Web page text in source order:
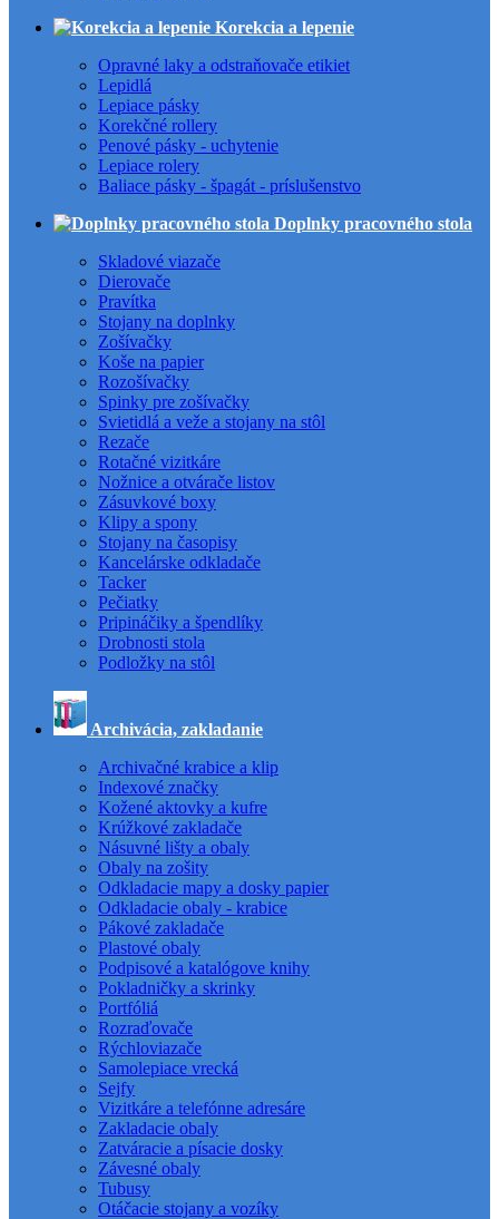
Korekcia a lepenie
Opravné laky a odstraňovače etikiet
Lepidlá
Lepiace pásky
Korekčné rollery
Penové pásky - uchytenie
Lepiace rolery
Baliace pásky - špagát - príslušenstvo
Doplnky pracovného stola
Skladové viazače
Dierovače
Pravítka
Stojany na doplnky
Zošívačky
Koše na papier
Rozošívačky
Spinky pre zošívačky
Svietidlá a veže a stojany na stôl
Rezače
Rotačné vizitkáre
Nožnice a otvárače listov
Zásuvkové boxy
Klipy a spony
Stojany na časopisy
Kancelárske odkladače
Tacker
Pečiatky
Pripináčiky a špendlíky
Drobnosti stola
Podložky na stôl
Archivácia, zakladanie
Archivačné krabice a klip
Indexové značky
Kožené aktovky a kufre
Krúžkové zakladače
Násuvné lišty a obaly
Obaly na zošity
Odkladacie mapy a dosky papier
Odkladacie obaly - krabice
Pákové zakladače
Plastové obaly
Podpisové a katalógove knihy
Pokladničky a skrinky
Portfóliá
Rozraďovače
Rýchloviazače
Samolepiace vrecká
Sejfy
Vizitkáre a telefónne adresáre
Zakladacie obaly
Zatváracie a písacie dosky
Závesné obaly
Tubusy
Otáčacie stojany a vozíky